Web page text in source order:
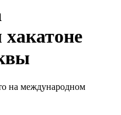
на международном